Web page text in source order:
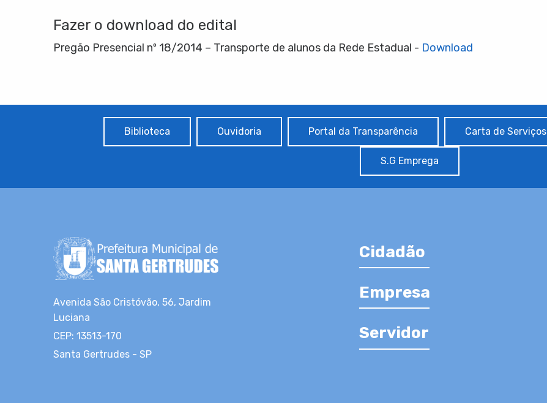
Fazer o download do edital
Pregão Presencial nº 18/2014 – Transporte de alunos da Rede Estadual - Download
Biblioteca Ouvidoria Portal da Transparência Carta de Serviços
S.G Emprega
Avenida São Cristóvão, 56, Jardim
Luciana
CEP: 13513-170
Santa Gertrudes - SP
Cidadão
Empresa
Servidor